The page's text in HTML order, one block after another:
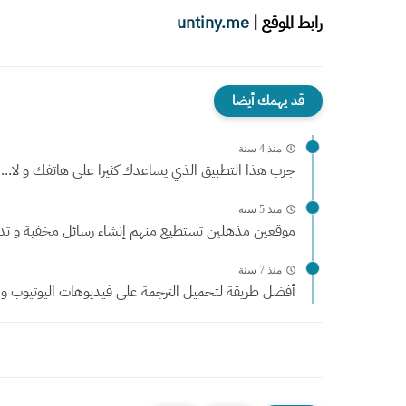
رابط الموقع|
untiny.me
قد يهمك أيضا
منذ 4 سنة
جرب هذا التطبيق الذي يساعدك كثيرا على هاتفك و لا...
منذ 5 سنة
موقعين مذهلين تستطيع منهم إنشاء رسائل مخفية و
منذ 7 سنة
أفضل طريقة لتحميل الترجمة على فيديوهات اليوتيوب